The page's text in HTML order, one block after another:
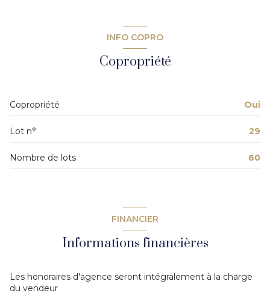
cuisine américaine (équipée)
ascenseur
vue Dégagée
INFO COPRO
Copropriété
Copropriété Oui
Lot n° 29
Nombre de lots 60
FINANCIER
Informations financières
Les honoraires d'agence seront intégralement à la charge
du vendeur